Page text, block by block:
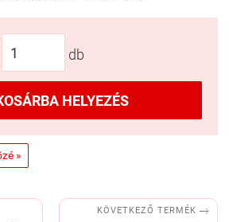
db
HELYEZÉS
»
KÖVETKEZŐ TERMÉK 